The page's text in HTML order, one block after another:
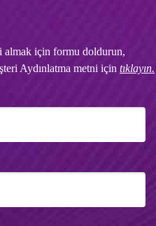
almak için formu doldurun,
Aydınlatma metni için tıklayın.